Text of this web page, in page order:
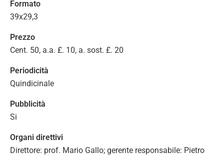
Formato
39x29,3
Prezzo
Cent. 50, a.a. £. 10, a. sost. £. 20
Periodicità
Quindicinale
Pubblicità
Si
Organi direttivi
Direttore: prof. Mario Gallo; gerente responsabile: Pietro